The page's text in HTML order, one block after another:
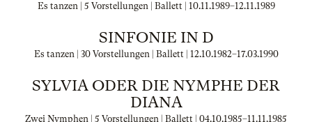
Es tanzen | 5 Vorstellungen | Ballett | 10.11.1989–12.11.1989
SINFONIE IN D
Es tanzen | 30 Vorstellungen | Ballett | 12.10.1982–17.03.1990
SYLVIA ODER DIE NYMPHE DER
DIANA
Zwei Nymphen | 5 Vorstellungen | Ballett | 04.10.1985–11.11.1985